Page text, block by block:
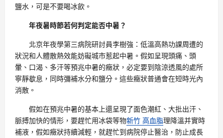
鹽水，可是不要喝冰飲。
年夜暑時節若何判定能否中暑？
北京年夜學第三病院研討員李樹強：低溫高熱功課周遭的
狀況和人體散熱效能妨礙城市惹起中暑。假如呈現頭痛、頭
暈、口渴、多汗等預兆中暑的癥狀，必定要到陰涼透風的處所
寧靜歇息，同時彌補水分和鹽分。這些癥狀普通會在短時光內
消散。
假如在預兆中暑的基本上還呈現了面色潮紅、大批出汗、
脈搏加快的情形，要趕忙用冰袋等物新竹 高血脂理降溫并實時
補液，假如癥狀持續減輕，就趕忙到病院停止醫治，防止成長